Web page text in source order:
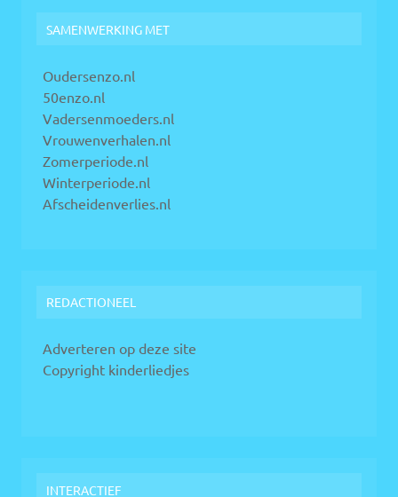
SAMENWERKING MET
Oudersenzo.nl
50enzo.nl
Vadersenmoeders.nl
Vrouwenverhalen.nl
Zomerperiode.nl
Winterperiode.nl
Afscheidenverlies.nl
REDACTIONEEL
Adverteren op deze site
Copyright kinderliedjes
INTERACTIEF